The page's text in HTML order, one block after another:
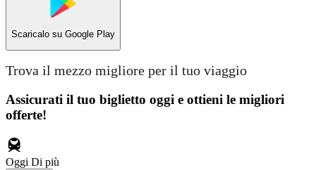
Scaricalo su Google Play
Trova il mezzo migliore per il tuo viaggio
Assicurati il ​​tuo biglietto oggi e ottieni le migliori
offerte!
Oggi Di più